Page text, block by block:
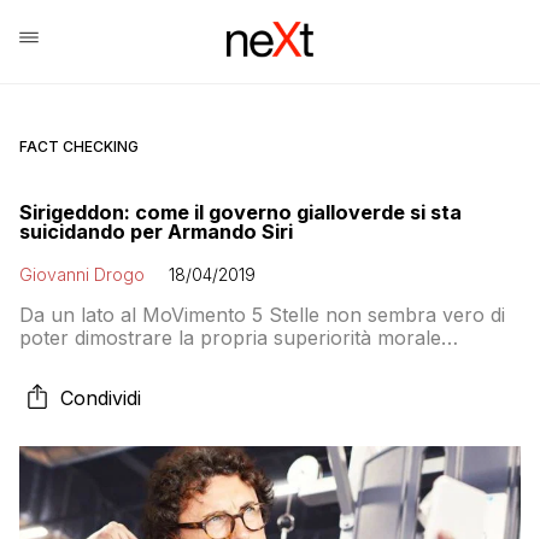
FACT CHECKING
Sirigeddon: come il governo gialloverde si sta
suicidando per Armando Siri
Giovanni Drogo 18/04/2019
Da un lato al MoVimento 5 Stelle non sembra vero di
poter dimostrare la propria superiorità morale
Dall’altro chiedere le dimissioni di Siri potrebbe
innescare una crisi di governo. Per fortuna che un
mossa del cavallo ritirando le deleghe al suo
sottosegretario
Condividi